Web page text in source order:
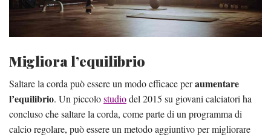
Migliora l’equilibrio
Saltare la corda può essere un modo efficace peraumentare
l’equilibrio. Un piccolostudiodel 2015 su giovani calciatori ha
concluso che saltare la corda, come parte di un programma di
calcio regolare, può essere un metodo aggiuntivo per migliorare